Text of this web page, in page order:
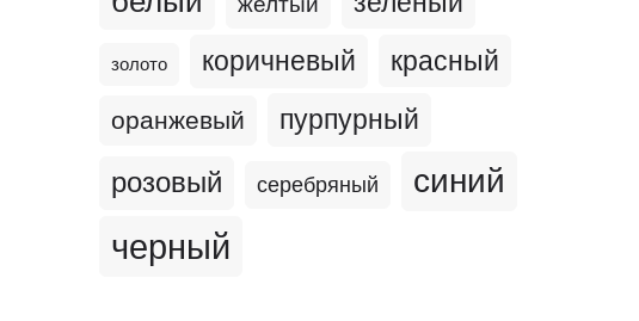
золото коричневый красный
оранжевый пурпурный
розовый серебряный синий
черный